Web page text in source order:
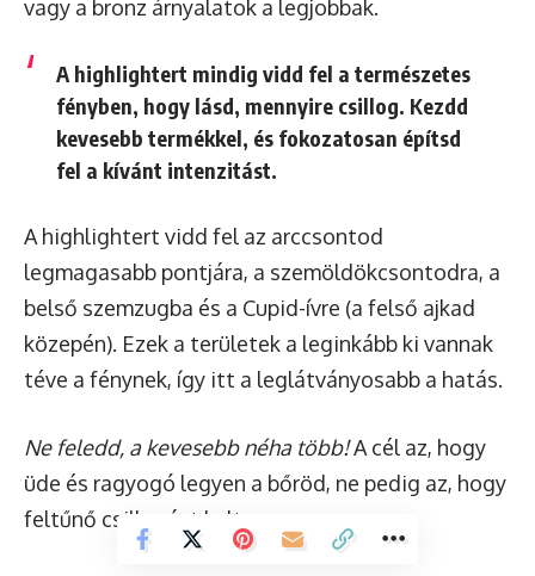
vagy a bronz árnyalatok a legjobbak.
A highlightert mindig vidd fel a természetes
fényben, hogy lásd, mennyire csillog. Kezdd
kevesebb termékkel, és fokozatosan építsd
fel a kívánt intenzitást.
A highlightert vidd fel az arccsontod
legmagasabb pontjára, a szemöldökcsontodra, a
belső szemzugba és a Cupid-ívre (a felső ajkad
közepén). Ezek a területek a leginkább ki vannak
téve a fénynek, így itt a leglátványosabb a hatás.
Ne feledd, a kevesebb néha több!A cél az, hogy
üde és ragyogó legyen a bőröd, ne pedig az, hogy
feltűnő csillogást kelts.